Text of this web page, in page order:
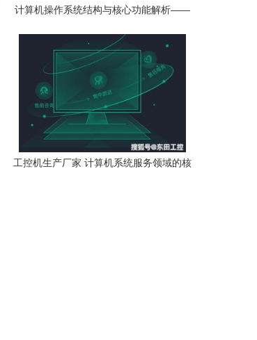
计算机操作系统结构与核心功能解析——
为引
工控机生产厂家 计算机系统服务领域的核